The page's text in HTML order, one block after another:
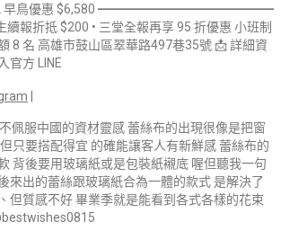
×2 早鳥優惠 $6,580 ━━━━━━━━━━━━━━
續報折抵 $200 • 三堂全報再享 95 折優惠 小班制
8 名 高雄市鼓山區翠華路497巷35號 📩 詳細資
官方 LINE